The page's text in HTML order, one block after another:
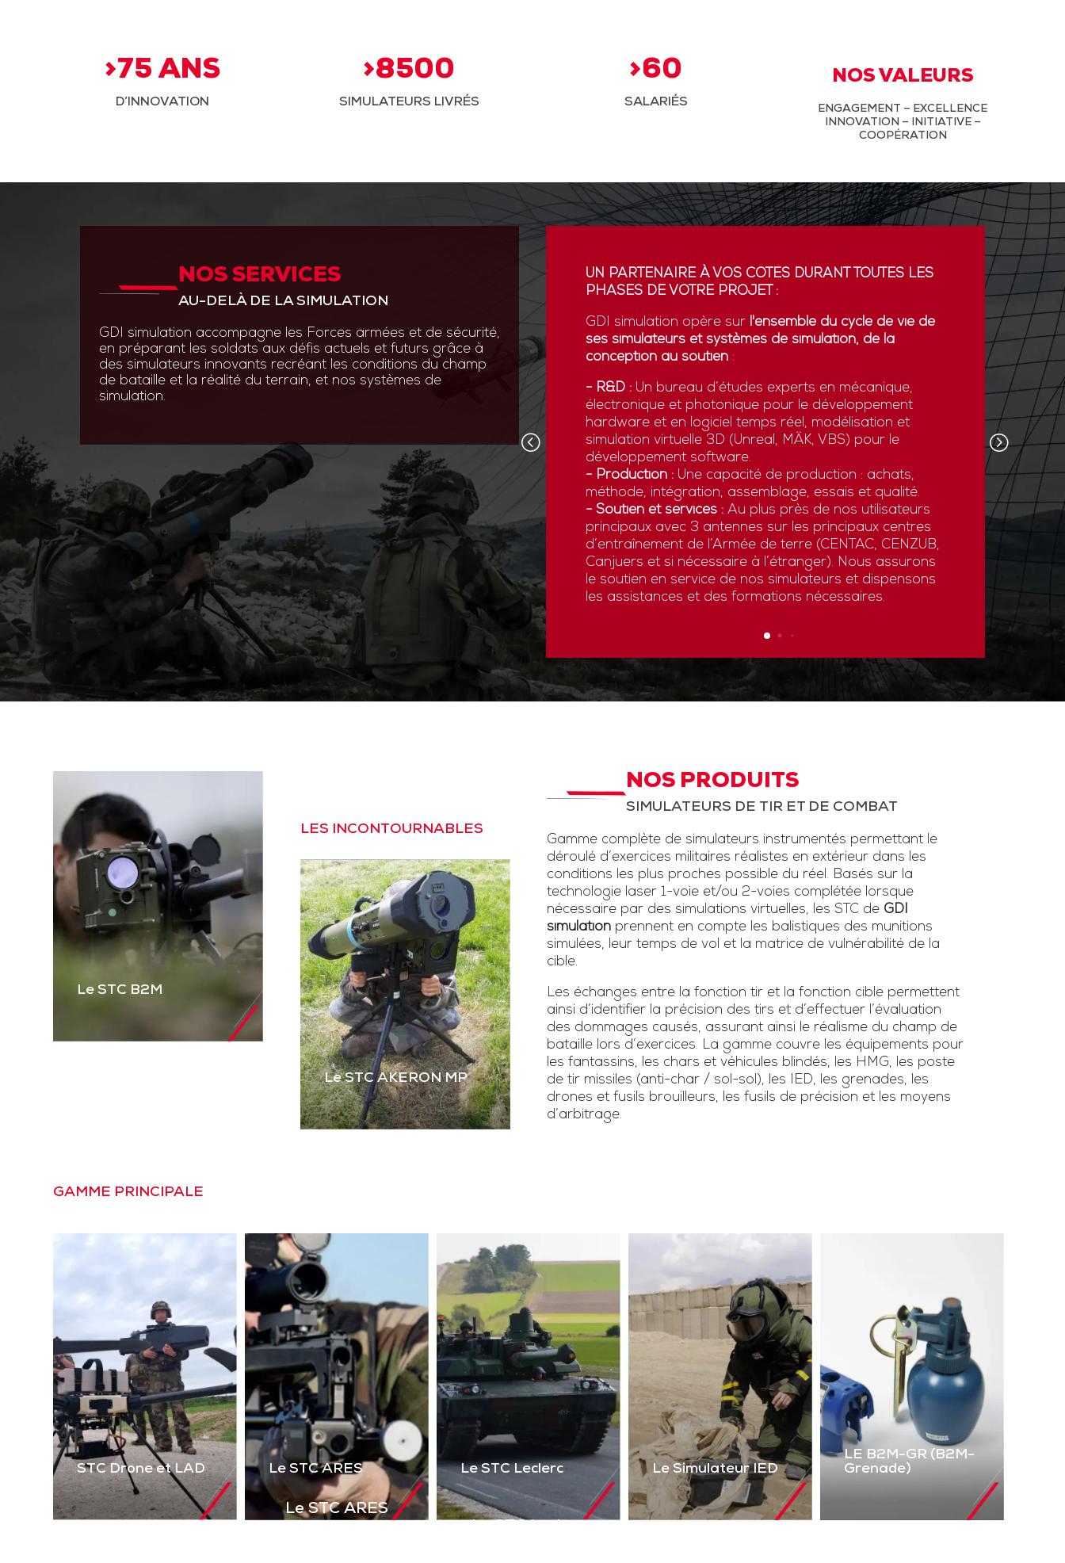
>75 ANS
D’INNOVATION
>8500
SIMULATEURS LIVRÉS
>60
SALARIÉS
NOS VALEURS
ENGAGEMENT – EXCELLENCE
INNOVATION – INITIATIVE –
COOPÉRATION
NOS SERVICES
AU-DELÀ DE LA SIMULATION
GDI simulation accompagne les Forces armées et de sécurité,
en préparant les soldats aux défis actuels et futurs grâce à
des simulateurs innovants recréant les conditions du champ
de bataille et la réalité du terrain, et nos systèmes de
simulation.
ANTICIPER PAR L’INNOVATION
GDI Simulation place l’innovation au cœur de sa R&D
ingénierie système, optronique, micromécanique et
logiciels.
Grâce à des technologies de pointe comme la réalité
aux contraintes du terrain.
UN PARTENAIRE À VOS CÔTÉS DURANT TOUTES LES
PHASES DE VOTRE PROJET :
GDI simulation opère sur l'ensemble du cycle de vie de
ses simulateurs et systèmes de simulation, de la
conception au soutien :
- R&D : Un bureau d’études experts en mécanique,
électronique et photonique pour le développement
hardware et en logiciel temps réel, modélisation et
simulation virtuelle 3D (Unreal, MÄK, VBS) pour le
développement software.
- Production : Une capacité de production : achats,
méthode, intégration, assemblage, essais et qualité.
- Soutien et services : Au plus près de nos utilisateurs
principaux avec 3 antennes sur les principaux centres
d’entraînement de l’Armée de terre (CENTAC, CENZUB,
Canjuers et si nécessaire à l’étranger). Nous assurons
le soutien en service de nos simulateurs et dispensons
les assistances et des formations nécessaires.
GDI
La
l’export.
GDI
son
et des
Le STC B2M
mitrailleuses. Basé sur
LES INCONTOURNABLES
Le STC AKERON MP
virtuelle) du poste de tir
de l’Akeron MP. Permet
le tir en vue directe et
indirecte sur cibles
instrumentées.
Télécharger la
plaquette
NOS PRODUITS
SIMULATEURS DE TIR ET DE COMBAT
Gamme complète de simulateurs instrumentés permettant le
déroulé d’exercices militaires réalistes en extérieur dans les
conditions les plus proches possible du réel. Basés sur la
technologie laser 1-voie et/ou 2-voies complétée lorsque
nécessaire par des simulations virtuelles, les STC de GDI
simulation prennent en compte les balistiques des munitions
simulées, leur temps de vol et la matrice de vulnérabilité de la
cible.
Les échanges entre la fonction tir et la fonction cible permettent
ainsi d’identifier la précision des tirs et d’effectuer l’évaluation
des dommages causés, assurant ainsi le réalisme du champ de
bataille lors d’exercices. La gamme couvre les équipements pour
les fantassins, les chars et véhicules blindés, les HMG, les poste
de tir missiles (anti-char / sol-sol), les IED, les grenades, les
drones et fusils brouilleurs, les fusils de précision et les moyens
d’arbitrage.
GAMME PRINCIPALE
STC Drone et LAD Le STC ARES
Le STC ARES
Le STC Leclerc Le Simulateur IED
LE B2M-GR (B2M-
Grenade)